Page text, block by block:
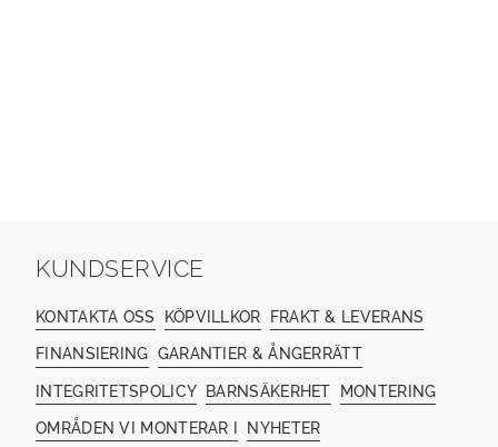
KUNDSERVICE
KONTAKTA OSS KÖPVILLKOR FRAKT & LEVERANS
FINANSIERING GARANTIER & ÅNGERRÄTT
INTEGRITETSPOLICY BARNSÄKERHET MONTERING
OMRÅDEN VI MONTERAR I NYHETER